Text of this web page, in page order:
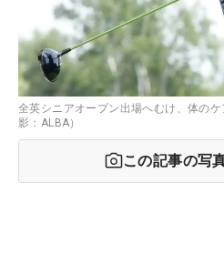
全英シニアオープン出場へむけ、体の
影：ALBA）
この記事の写